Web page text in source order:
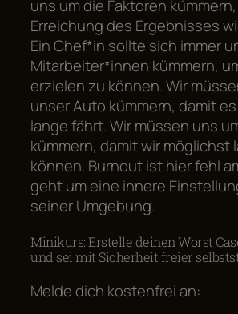
uns um die Faktoren
Erreichung des Ergebnisses
Ein Chef*in sollte sich immer
Mitarbeiter*innen kümmern,
erzielen zu können. Wir
unser Auto kümmern, damit
lange fährt. Wir müssen uns
kümmern, damit wir möglichst
können. Burnout ist hier fehl
geht um eine innere
seiner Umgebung.
Minikurs: Erstelle deinen Worst
und sei mit Sicherheit freier
Melde dich kostenfrei an: